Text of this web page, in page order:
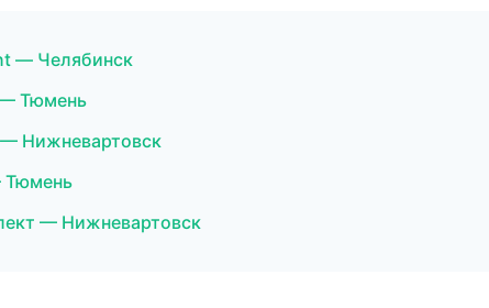
— Челябинск
Тюмень
Нижневартовск
— Нижневартовск